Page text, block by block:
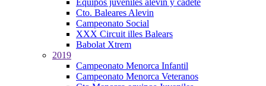
Equipos juveniles alevin y cadete
Cto. Baleares Alevin
Campeonato Social
XXX Circuit illes Balears
Babolat Xtrem
2019
Campeonato Menorca Infantil
Campeonato Menorca Veteranos